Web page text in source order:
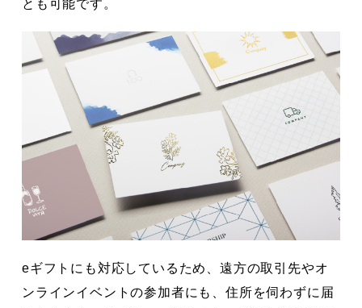
とも可能です。
eギフトにも対応しているため、遠方の取引先やオ
ンラインイベントの参加者にも、住所を伺わずに届